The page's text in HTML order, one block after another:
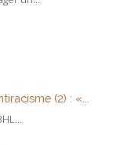
(2) : «...